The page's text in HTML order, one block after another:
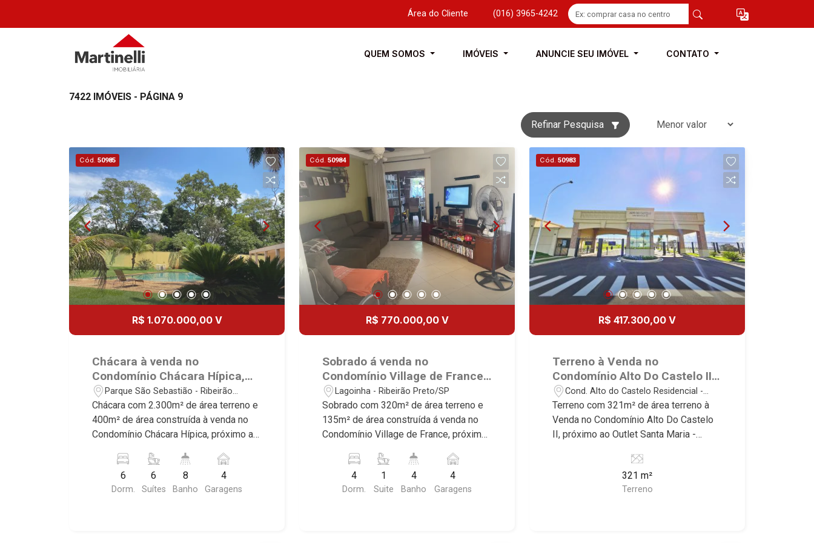
Área do Cliente (016) 3965-4242
QUEM SOMOS IMÓVEIS ANUNCIE SEU IMÓVEL CONTATO
7422 IMÓVEIS - PÁGINA 9
Refinar Pesquisa
Cód. 50985
R$ 1.070.000,00 V
Chácara à venda no
Condomínio Chácara Hípica,
próximo ao Atacadão - Ribeirão
Preto/SP.
Parque São Sebastião - Ribeirão
Preto/SP
Chácara com 2.300m² de área terreno e
400m² de área construída à venda no
Condomínio Chácara Hípica, próximo ao
Sebastião, Ribeirão Preto/SP. Conheça
as características deste imóvel que a
Martinelli Imobiliária selecionou para
6
Dorm.
6
Suítes
8
Banho
4
Garagens
Cód. 50984
R$ 770.000,00 V
Sobrado á venda no
Condomínio Village de France,
próximo à Av. Pres. Castelo
Branco - Ribeirão Preto/SP.
Lagoinha - Ribeirão Preto/SP
Sobrado com 320m² de área terreno e
135m² de área construída á venda no
Condomínio Village de France, próximo
Lagoinha, Ribeirão Preto/SP. Conheça
as características deste imóvel que a
Martinelli Imobiliária selecionou para
4
Dorm.
1
Suite
4
Banho
4
Garagens
Cód. 50983
R$ 417.300,00 V
Terreno à Venda no
Condomínio Alto Do Castelo II,
próximo ao Outlet Santa Maria
- Ribeirão Preto/SP.
Cond. Alto do Castelo Residencial -
Ribeirão Preto/SP
Terreno com 321m² de área terreno à
Venda no Condomínio Alto Do Castelo
II, próximo ao Outlet Santa Maria -
Residencial, Ribeirão Preto/SP.
Conheça as características deste
imóvel que a Martinelli Imobiliária
321 m²
Terreno